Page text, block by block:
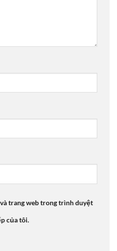
trang web trong trình duyệt
của tôi.